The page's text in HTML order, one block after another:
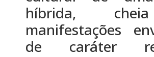
híbrida,
manifestações
de caráter